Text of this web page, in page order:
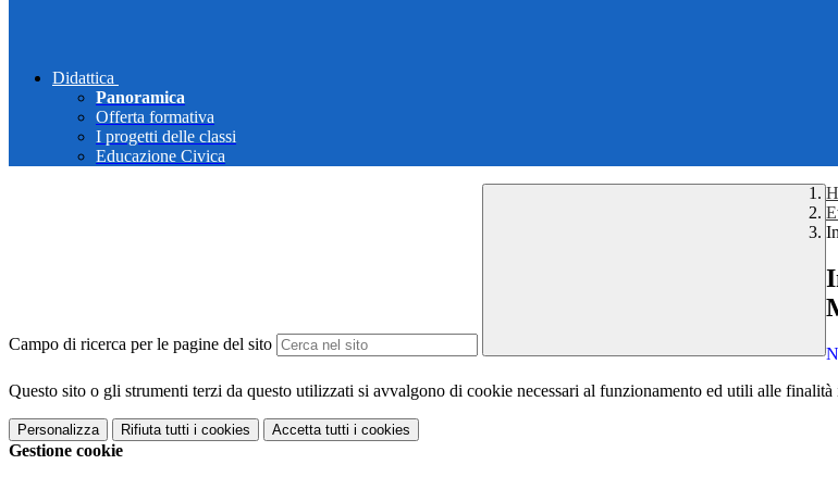
Didattica
Panoramica
Offerta formativa
I progetti delle classi
Educazione Civica
Campo di ricerca per le pagine del sito
Questo sito o gli strumenti terzi da questo utilizzati si avvalgono di cookie necessari al funzionamento ed utili alle finalità
Personalizza Rifiuta tutti i cookies Accetta tutti i cookies
Gestione cookie